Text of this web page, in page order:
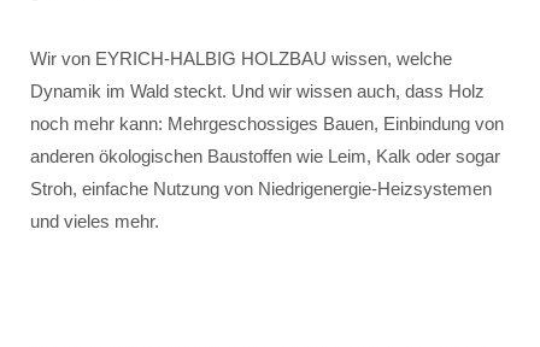
Wir von EYRICH-HALBIG HOLZBAU wissen, welche
Dynamik im Wald steckt. Und wir wissen auch, dass Holz
noch mehr kann: Mehrgeschossiges Bauen, Einbindung von
anderen ökologischen Baustoffen wie Leim, Kalk oder sogar
Stroh, einfache Nutzung von Niedrigenergie-Heizsystemen
und vieles mehr.